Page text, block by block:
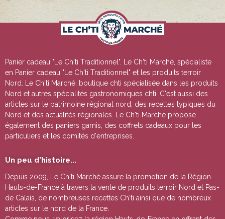
Panier cadeau "Le Ch'ti Traditionnel" . Le Ch'ti Marché, spécialiste
en Panier cadeau "Le Ch'ti Traditionnel" et les produits terroir
Nord. Le Ch'ti Marché, boutique chti spécialisée dans les produits
Nord et autres spécialités gastronomiques chti. C'est aussi des
articles sur le patrimoine régional nord, des recettes typiques du
Nord et des actualités régionales. Le Ch'ti Marché propose
également des paniers garnis, des coffrets cadeaux pour les
particuliers et les comités d'entreprises.
Un peu d'histoire...
Depuis 2009, Le Ch'ti Marché assure la promotion de la Région
Hauts-de-France à travers la vente de produits terroir Nord et Pas-
de Calais , de nombreuses recettes Ch'ti ainsi que de nombreux
articles sur le nord de la France.